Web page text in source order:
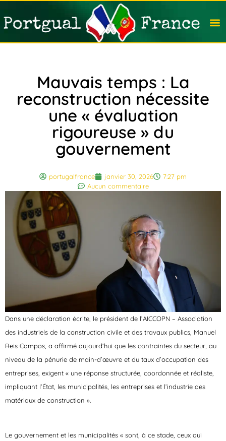
Mauvais temps : La
reconstruction nécessite
une « évaluation
rigoureuse » du
gouvernement
portugalfrance janvier 30, 2026
7:27 pm
Aucun commentaire
Dans une déclaration écrite, le président de l’AICCOPN – Association
des industriels de la construction civile et des travaux publics, Manuel
Reis Campos, a affirmé aujourd’hui que les contraintes du secteur, au
niveau de la pénurie de main-d’œuvre et du taux d’occupation des
entreprises, exigent « une réponse structurée, coordonnée et réaliste,
impliquant l’État, les municipalités, les entreprises et l’industrie des
matériaux de construction ».
Le gouvernement et les municipalités « sont, à ce stade, ceux qui